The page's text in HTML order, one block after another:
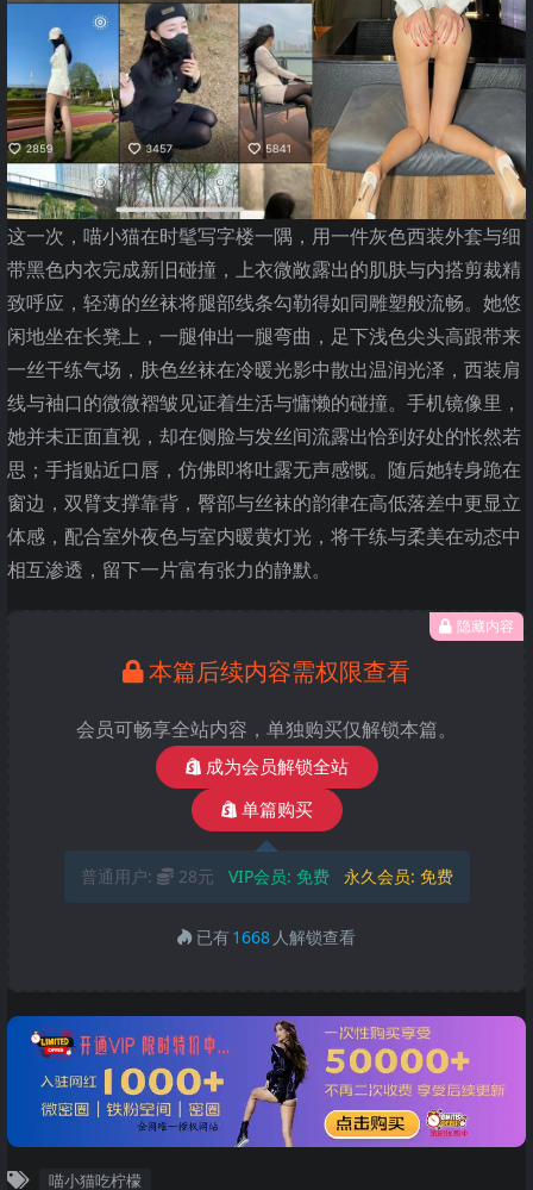
这一次，喵小猫在时髦写字楼一隅，用一件灰色西装外套与细
带黑色内衣完成新旧碰撞，上衣微敞露出的肌肤与内搭剪裁精
致呼应，轻薄的丝袜将腿部线条勾勒得如同雕塑般流畅。她悠
闲地坐在长凳上，一腿伸出一腿弯曲，足下浅色尖头高跟带来
一丝干练气场，肤色丝袜在冷暖光影中散出温润光泽，西装肩
线与袖口的微微褶皱见证着生活与慵懒的碰撞。手机镜像里，
她并未正面直视，却在侧脸与发丝间流露出恰到好处的怅然若
思；手指贴近口唇，仿佛即将吐露无声感慨。随后她转身跪在
窗边，双臂支撑靠背，臀部与丝袜的韵律在高低落差中更显立
体感，配合室外夜色与室内暖黄灯光，将干练与柔美在动态中
相互渗透，留下一片富有张力的静默。
隐藏内容
本篇后续内容需权限查看
会员可畅享全站内容，单独购买仅解锁本篇。
成为会员解锁全站
单篇购买
普通用户: 28元 VIP会员: 免费 永久会员: 免费
已有1668 人解锁查看
喵小猫吃柠檬